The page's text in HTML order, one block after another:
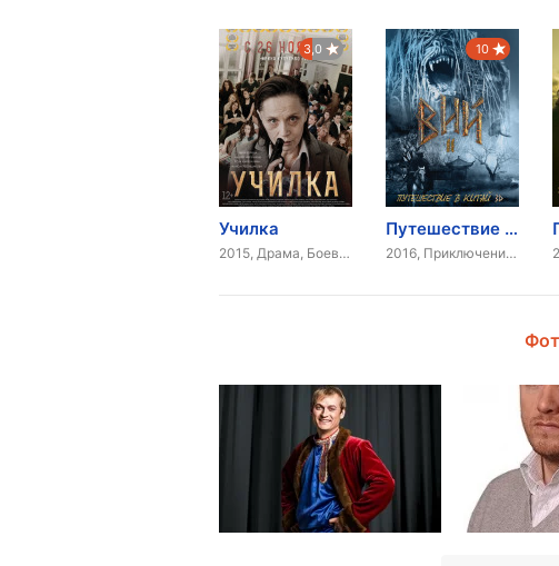
3,0
Училка
2015, Драма, Боевик
10
Путешествие в Китай
2016, Приключения, Фэнтези